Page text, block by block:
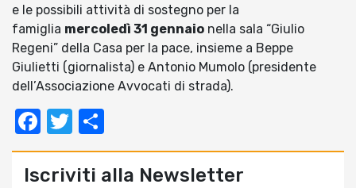
e le possibili attività di sostegno per la
famiglia mercoledì 31 gennaio nella sala “Giulio
Regeni” della Casa per la pace, insieme a Beppe
Giulietti (giornalista) e Antonio Mumolo (presidente
dell’Associazione Avvocati di strada).
Facebook
Twitter
Iscriviti alla Newsletter